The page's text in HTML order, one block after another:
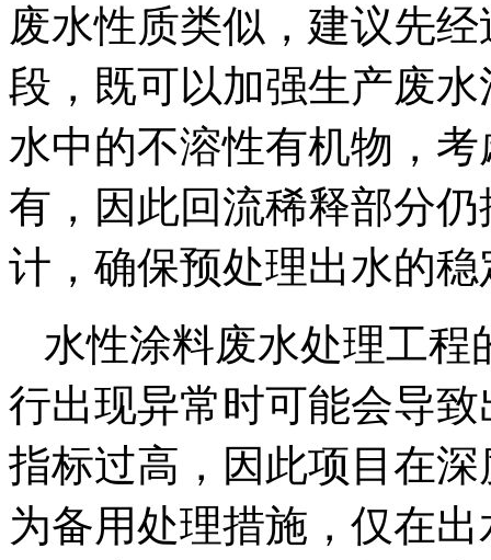
废水性质类似，建议先
段，既可以加强生产废
水中的不溶性有机物，
有，因此回流稀释部分
计，确保预处理出水的稳
水性涂料废水处理工程
行出现异常时可能会导
指标过高，因此项目在
为备用处理措施，仅在